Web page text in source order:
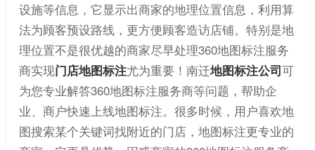
设施等信息，它显示出商家的地理位置信息，利用算
法为顾客预设路线，更方便顾客造访店铺。特别是地
理位置不是很优越的商家尽早处理360地图标注服务
商实现门店地图标注尤为重要！南迁地图标注公司可
为您专业解答360地图标注服务商等问题，帮助企
业、商户快速上线地图标注。很多时候，用户喜欢地
图搜索某个关键词找附近的门店，地图标注更专业的